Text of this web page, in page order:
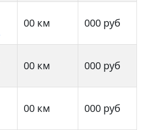
00 км 000 руб
00 км 000 руб
00 км 000 руб